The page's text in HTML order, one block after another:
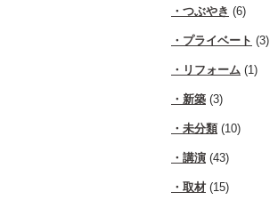
つぶやき (6)
プライベート (3)
リフォーム (1)
新築 (3)
未分類 (10)
講演 (43)
取材 (15)